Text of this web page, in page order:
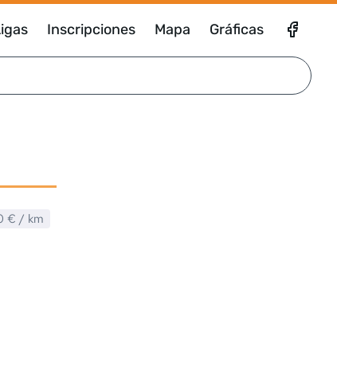
Inscripciones Mapa Gráficas
€ / km